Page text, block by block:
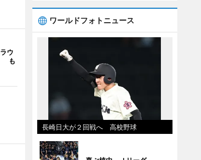
ウ
も
ワールドフォトニュース
長崎日大が２回戦へ 高校野球